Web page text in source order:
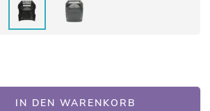
IN DEN WARENKORB